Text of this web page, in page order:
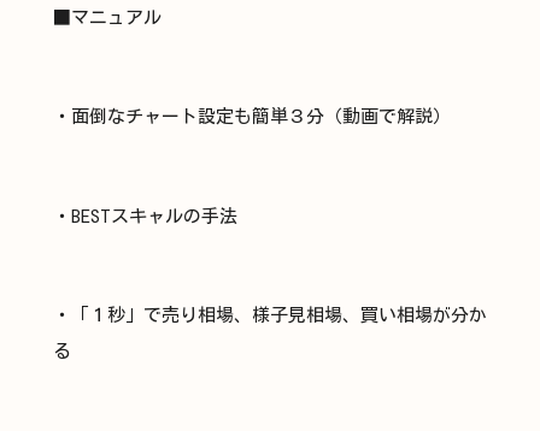
■マニュアル
・面倒なチャート設定も簡単３分（動画で解説）
・BESTスキャルの手法
・「１秒」で売り相場、様子見相場、買い相場が分か
る